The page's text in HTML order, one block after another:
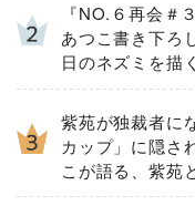
『NO.６再会
あつこ書き下ろ
日のネズミを描
紫苑が独裁者に
カップ」に隠さ
こが語る、紫苑